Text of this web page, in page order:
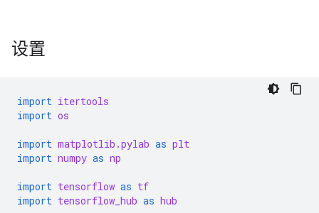
设置
import itertools
import os
import matplotlib.pylab as plt
import numpy as np
import tensorflow as tf
import tensorflow_hub as hub